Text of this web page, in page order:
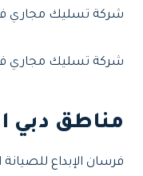
شركة تسليك مجاري
شركة تسليك مجاري
مناطق دبي
فرسان الإبداع